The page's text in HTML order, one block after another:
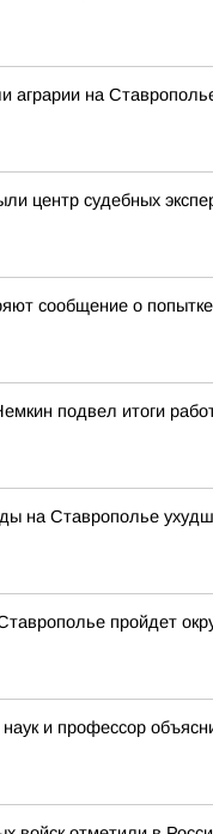
аграрии на
центр судебных
сообщение о
подвел итоги
на Ставрополье
пройдет
наук и профессор